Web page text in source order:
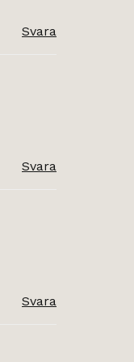
Svara
Svara
Svara